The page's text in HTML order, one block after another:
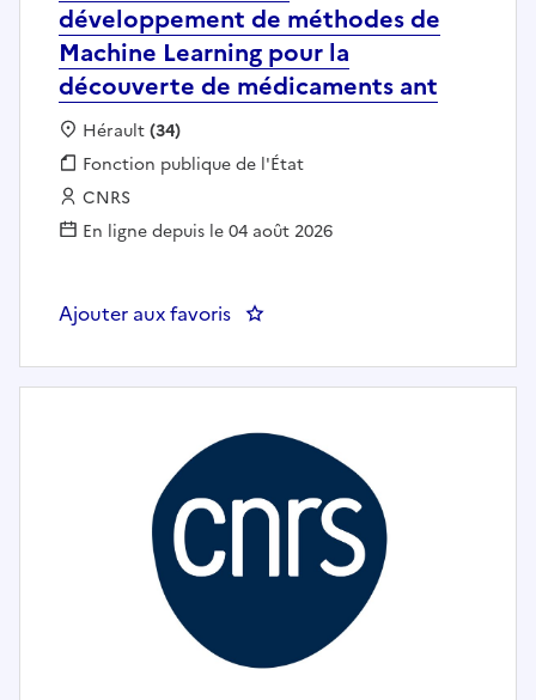
développement de méthodes de
Machine Learning pour la
découverte de médicaments ant
Localisation :
Hérault(34)
Fonction publique :
Fonction publique de l'État
Employeur :
CNRS
En ligne depuis le 04 août 2026
Ajouter aux favoris : Bioinformaticien en